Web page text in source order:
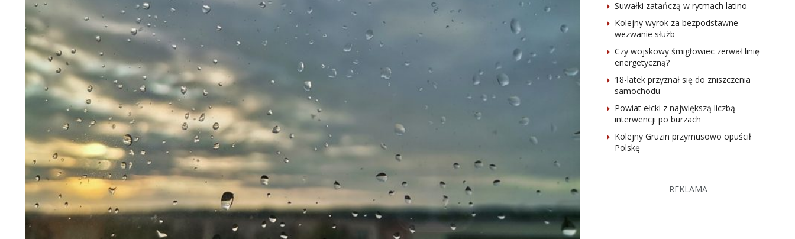
Suwałki zatańczą w rytmach latino
Kolejny wyrok za bezpodstawne
wezwanie służb
Czy wojskowy śmigłowiec zerwał linię
energetyczną?
18-latek przyznał się do zniszczenia
samochodu
Powiat ełcki z największą liczbą
interwencji po burzach
Kolejny Gruzin przymusowo opuścił
Polskę
REKLAMA